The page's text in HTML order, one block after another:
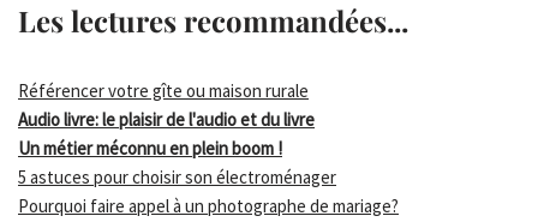
Les lectures recommandées...
Référencer votre gîte ou maison rurale
Audio livre: le plaisir de l'audio et du livre
Un métier méconnu en plein boom !
5 astuces pour choisir son électroménager
Pourquoi faire appel à un photographe de mariage?